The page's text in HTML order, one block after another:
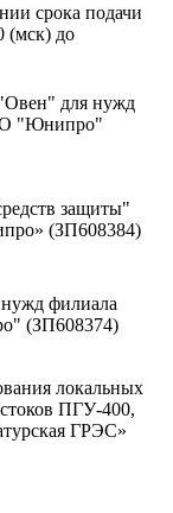
срока подачи
(мск) до
для нужд
"Юнипро"
защиты"
(ЗП608384)
филиала
(ЗП608374)
локальных
ПГУ-400,
ГРЭС»